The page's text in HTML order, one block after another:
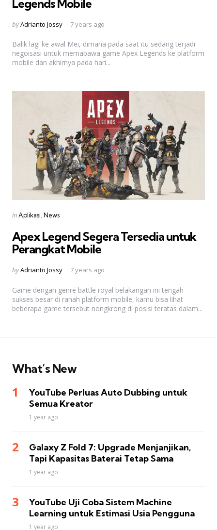
Legends Mobile
Posted
byAdrianto Jossy 7 years ago
Balik lagi ke awal Mei, dimana pada saat itu sedang terjadi
negoisasi untuk memabawa game Apex Legends ke platform
mobile dan akhirnya pada hari...
Categories
Posted
inAplikasi News
Apex Legend Segera Tersedia untuk
Perangkat Mobile
Posted
byAdrianto Jossy 7 years ago
Game dengan genre battle royal belakangan ini tengah
sukses besar di ranah platform mobile, kamu bisa lihat
beberapa game tersebut nongkrong di posisi teratas dalam...
What’s New
YouTube Perluas Auto Dubbing untuk
Semua Kreator
1 year ago
Galaxy Z Fold 7: Upgrade Menjanjikan,
Tapi Kapasitas Baterai Tetap Sama
1 year ago
YouTube Uji Coba Sistem Machine
Learning untuk Estimasi Usia Pengguna
1 year ago